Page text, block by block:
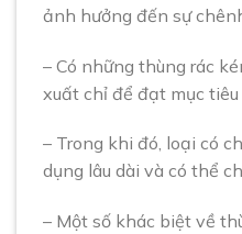
ảnh hưởng đến sự
– Có những thùng rác
xuất chỉ để đạt mục
– Trong khi đó, loại có
dụng lâu dài và có thể
– Một số khác biệt về